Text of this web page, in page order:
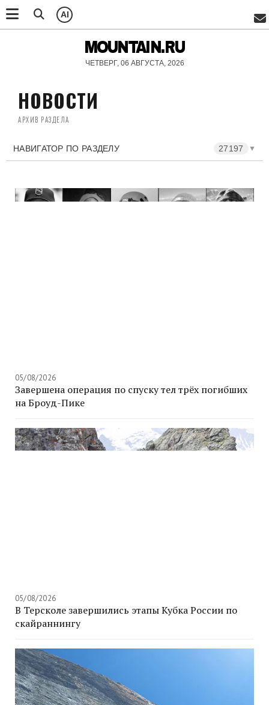
AI
MOUNTAIN.RU
ЧЕТВЕРГ, 06 АВГУСТА, 2026
НОВОСТИ
АРХИВ РАЗДЕЛА
НАВИГАТОР ПО РАЗДЕЛУ 27197 ▼
05/08/2026
Завершена операция по спуску тел трёх погибших
на Броуд-Пике
05/08/2026
В Терсколе завершились этапы Кубка России по
скайраннингу